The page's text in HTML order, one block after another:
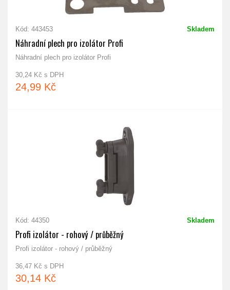
Kód: 443453 Skladem
Náhradní plech pro izolátor Profi
Náhradní plech pro izolátor Profi
30,24 Kč s DPH
24,99 Kč
Kód: 44350 Skladem
Profi izolátor - rohový / průběžný
Profi izolátor - rohový / průběžný
36,47 Kč s DPH
30,14 Kč